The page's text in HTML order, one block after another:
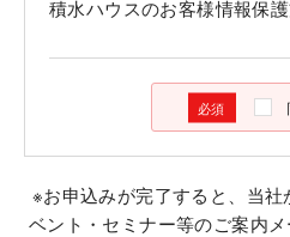
積水ハウスのお客様情報保
※お申込みが完了すると、当
ベント・セミナー等のご案内